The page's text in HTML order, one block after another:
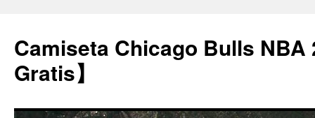
Camiseta Chicago Bulls NBA
Gratis】